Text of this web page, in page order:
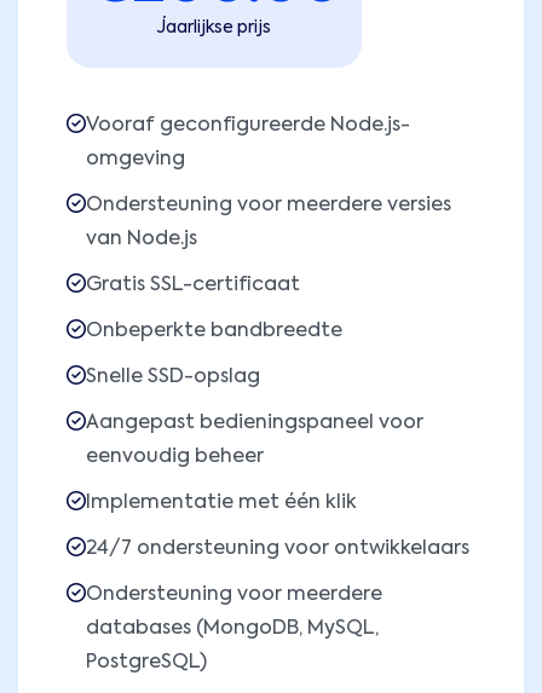
Jaarlijkse prijs
Vooraf geconfigureerde Node.js-
omgeving
Ondersteuning voor meerdere versies
van Node.js
Gratis SSL-certificaat
Onbeperkte bandbreedte
Snelle SSD-opslag
Aangepast bedieningspaneel voor
eenvoudig beheer
Implementatie met één klik
24/7 ondersteuning voor ontwikkelaars
Ondersteuning voor meerdere
databases (MongoDB, MySQL,
PostgreSQL)